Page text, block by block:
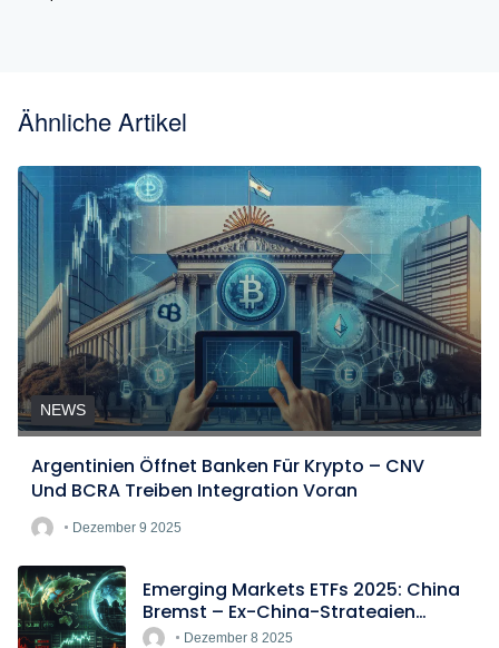
Ähnliche Artikel
NEWS
Argentinien Öffnet Banken Für Krypto – CNV
Und BCRA Treiben Integration Voran
Dezember 9 2025
Emerging Markets ETFs 2025: China
Bremst – Ex-China-Strategien
BoomenDezember 8 2025